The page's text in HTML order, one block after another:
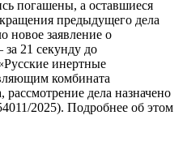
погашены, а оставшиеся
предыдущего дела
заявление о
за 21 секунду до
инертные
комбината
дела назначено
2025). Подробнее об этом